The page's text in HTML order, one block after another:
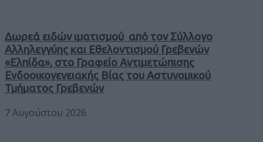
Δωρεά ειδών ιματισμού από τον Σύλλογο
Αλληλεγγύης και Εθελοντισμού Γρεβενών
«Ελπίδα», στο Γραφείο Αντιμετώπισης
Ενδοοικογενειακής Βίας του Αστυνομικού
Τμήματος Γρεβενών
7 Αυγούστου 2026